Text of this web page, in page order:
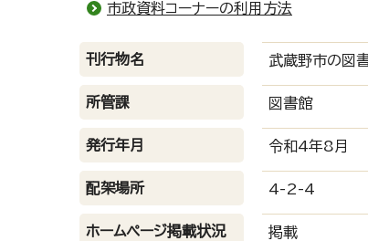
市政資料コーナーの利用方法
刊行物名 武蔵野市の図
所管課 図書館
発行年月 令和4年8月
配架場所 4-2-4
ホームページ掲載状況 掲載